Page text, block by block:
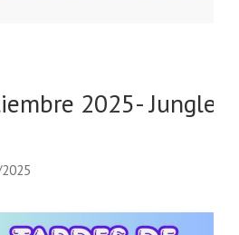
2025- Jungle